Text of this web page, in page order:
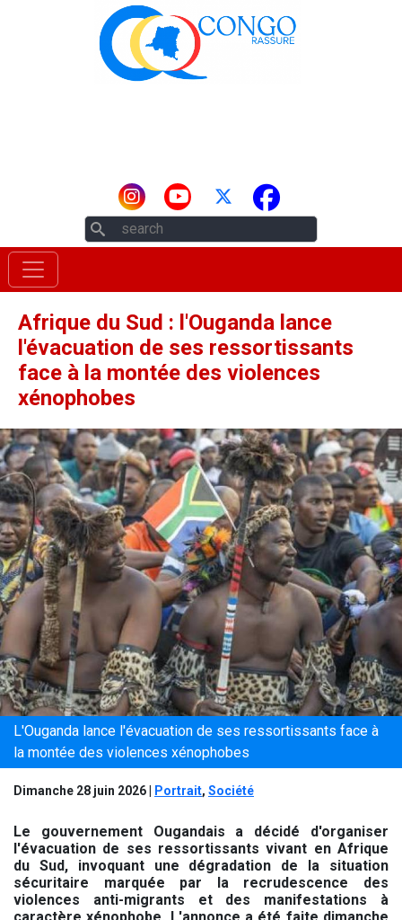
Aller au contenu principal
Afrique du Sud : l'Ouganda lance
l'évacuation de ses ressortissants
face à la montée des violences
xénophobes
L'Ouganda lance l'évacuation de ses ressortissants face à
la montée des violences xénophobes
Dimanche 28 juin 2026 Portrait, Société
Le gouvernement Ougandais a décidé d'organiser
l'évacuation de ses ressortissants vivant en Afrique
du Sud, invoquant une dégradation de la situation
sécuritaire marquée par la recrudescence des
violences anti-migrants et des manifestations à